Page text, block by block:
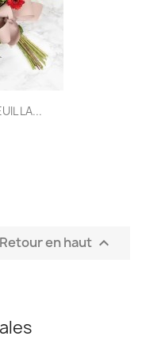
LA...
Retour en haut 